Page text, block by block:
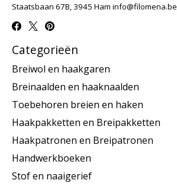
Staatsbaan 67B, 3945 Ham info@filomena.be
Categorieën
Breiwol en haakgaren
Breinaalden en haaknaalden
Toebehoren breien en haken
Haakpakketten en Breipakketten
Haakpatronen en Breipatronen
Handwerkboeken
Stof en naaigerief